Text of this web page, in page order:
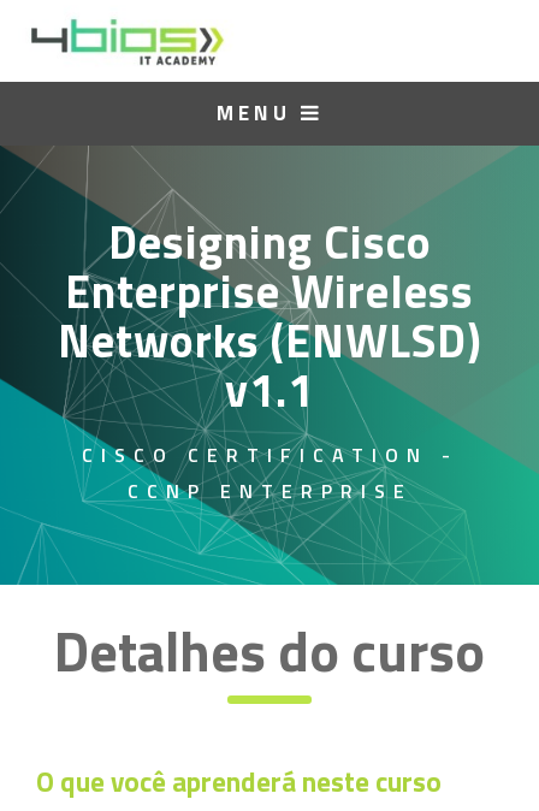
MENU
Designing Cisco
Enterprise Wireless
Networks (ENWLSD)
v1.1
CISCO CERTIFICATION -
CCNP ENTERPRISE
Detalhes do curso
O que você aprenderá neste curso